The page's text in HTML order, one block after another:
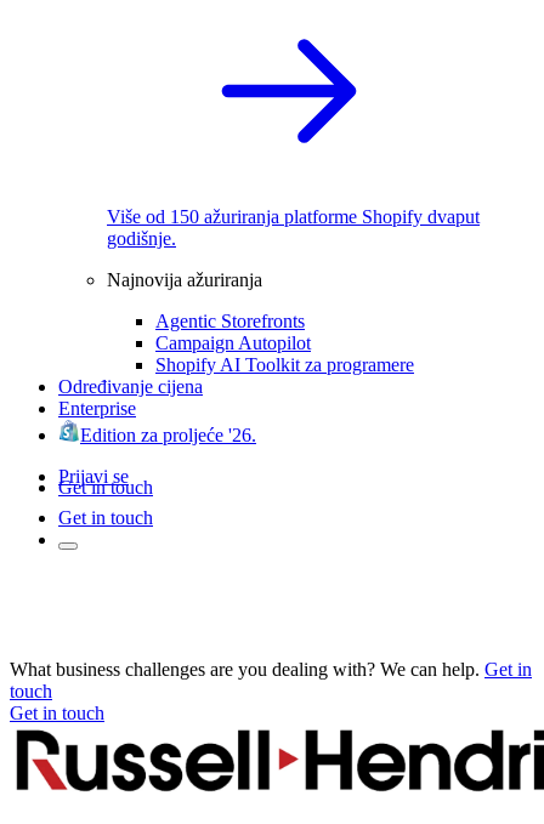
Više od 150 ažuriranja platforme Shopify dvaput
godišnje.
Najnovija ažuriranja
Agentic Storefronts
Campaign Autopilot
Shopify AI Toolkit za programere
Određivanje cijena
Enterprise
Edition za proljeće '26.
Prijavi se
Get in touch
Get in touch
What business challenges are you dealing with? We can help. Get in
touch
Get in touch